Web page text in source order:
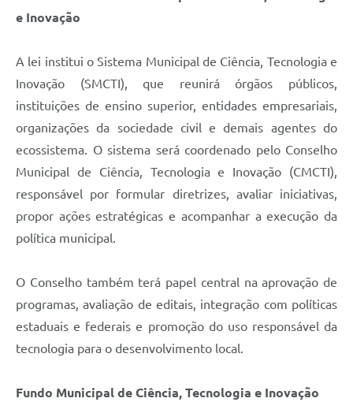
e Inovação
A lei institui o Sistema Municipal de Ciência, Tecnologia e
Inovação (SMCTI), que reunirá órgãos públicos,
instituições de ensino superior, entidades empresariais,
organizações da sociedade civil e demais agentes do
ecossistema. O sistema será coordenado pelo Conselho
Municipal de Ciência, Tecnologia e Inovação (CMCTI),
responsável por formular diretrizes, avaliar iniciativas,
propor ações estratégicas e acompanhar a execução da
política municipal.
O Conselho também terá papel central na aprovação de
programas, avaliação de editais, integração com políticas
estaduais e federais e promoção do uso responsável da
tecnologia para o desenvolvimento local.
Fundo Municipal de Ciência, Tecnologia e Inovação